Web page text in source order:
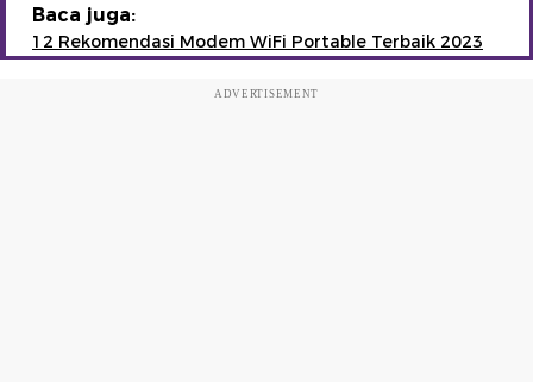
Baca juga:
12 Rekomendasi Modem WiFi Portable Terbaik 2023
ADVERTISEMENT